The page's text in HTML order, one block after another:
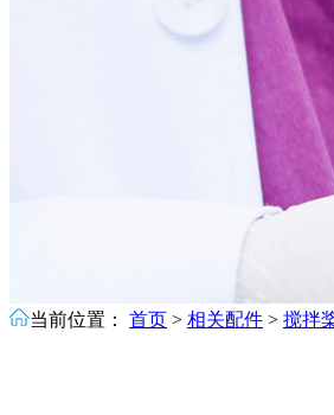
当前位置： 首页 > 相关配件 > 搅拌